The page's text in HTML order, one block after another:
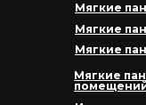
Мягкие
Мягкие
Мягкие
Мягкие